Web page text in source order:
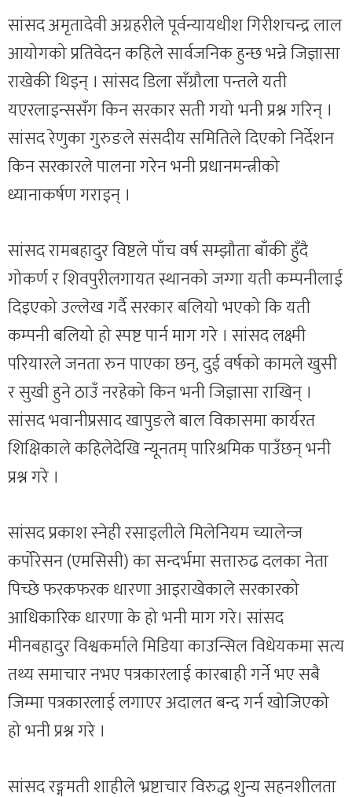
सांसद अमृतादेवी अग्रहरीले पूर्वन्यायधीश गिरीशचन्द्र लाल
आयोगको प्रतिवेदन कहिले सार्वजनिक हुन्छ भन्ने जिज्ञासा
राखेकी थिइन् । सांसद डिला सँग्रौला पन्तले यती
यएरलाइन्ससँग किन सरकार सती गयो भनी प्रश्न गरिन् ।
सांसद रेणुका गुरुङले संसदीय समितिले दिएको निर्देशन
किन सरकारले पालना गरेन भनी प्रधानमन्त्रीको
ध्यानाकर्षण गराइन् ।
सांसद रामबहादुर विष्टले पाँच वर्ष सम्झौता बाँकी हुँदै
गोकर्ण र शिवपुरीलगायत स्थानको जग्गा यती कम्पनीलाई
दिइएको उल्लेख गर्दै सरकार बलियो भएको कि यती
कम्पनी बलियो हो स्पष्ट पार्न माग गरे । सांसद लक्ष्मी
परियारले जनता रुन पाएका छन्, दुई वर्षको कामले खुसी
र सुखी हुने ठाउँ नरहेको किन भनी जिज्ञासा राखिन् ।
सांसद भवानीप्रसाद खापुङले बाल विकासमा कार्यरत
शिक्षिकाले कहिलेदेखि न्यूनतम् पारिश्रमिक पाउँछन् भनी
प्रश्न गरे ।
सांसद प्रकाश स्नेही रसाइलीले मिलेनियम च्यालेन्ज
कर्पोरेसन (एमसिसी) का सन्दर्भमा सत्तारुढ दलका नेता
पिच्छे फरकफरक धारणा आइराखेकाले सरकारको
आधिकारिक धारणा के हो भनी माग गरे। सांसद
मीनबहादुर विश्वकर्माले मिडिया काउन्सिल विधेयकमा सत्य
तथ्य समाचार नभए पत्रकारलाई कारबाही गर्ने भए सबै
जिम्मा पत्रकारलाई लगाएर अदालत बन्द गर्न खोजिएको
हो भनी प्रश्न गरे ।
सांसद रङ्गमती शाहीले भ्रष्टाचार विरुद्ध शुन्य सहनशीलता